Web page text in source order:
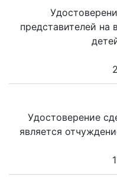
представителей на
Удостоверение
является